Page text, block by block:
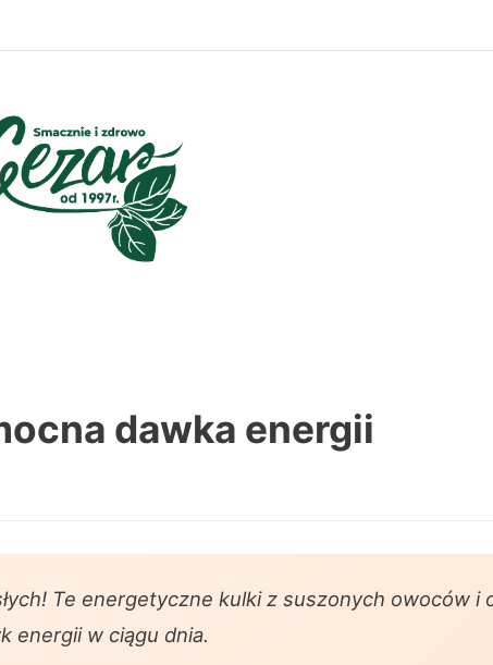
dawka energii
Te energetyczne kulki z suszonych owoców i
energii w ciągu dnia.